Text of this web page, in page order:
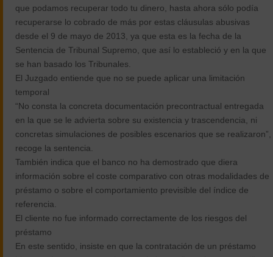
que podamos recuperar todo tu dinero, hasta ahora sólo podía
recuperarse lo cobrado de más por estas cláusulas abusivas
desde el 9 de mayo de 2013, ya que esta es la fecha de la
Sentencia de Tribunal Supremo, que así lo estableció y en la que
se han basado los Tribunales.
El Juzgado entiende que no se puede aplicar una limitación
temporal
“No consta la concreta documentación precontractual entregada
en la que se le advierta sobre su existencia y trascendencia, ni
concretas simulaciones de posibles escenarios que se realizaron”,
recoge la sentencia.
También indica que el banco no ha demostrado que diera
información sobre el coste comparativo con otras modalidades de
préstamo o sobre el comportamiento previsible del índice de
referencia.
El cliente no fue informado correctamente de los riesgos del
préstamo
En este sentido, insiste en que la contratación de un préstamo